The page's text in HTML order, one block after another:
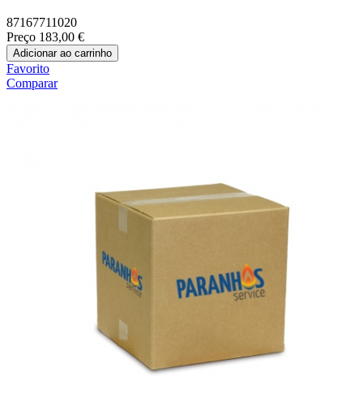
87167711020
Preço 183,00 €
Adicionar ao carrinho
Favorito
Comparar